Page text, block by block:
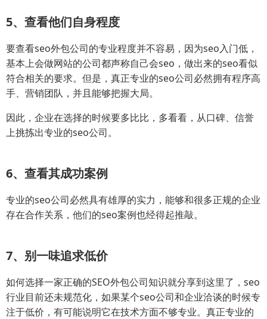
5、查看他们自身程度
要查看seo外包公司的专业程度并不容易，因为seo入门低，
基本上会做网站的公司都声称自己会seo，做出来的seo看似
符合相关的要求。但是，真正专业的seo公司必然拥有程序高
手、营销团队，并且能够把握大局。
因此，企业在选择的时候要多比比，多看看，从口碑、信誉
上挑拣出专业的seo公司。
6、查看其成功案例
专业的seo公司必然具有雄厚的实力，能够和很多正规的企业
存在合作关系，他们的seo案例也经得起推敲。
7、别一味追求低价
如何选择一家正确的SEO外包公司知识就分享到这里了，seo
行业目前还未规范化，如果某个seo公司和企业洽谈的时候专
注于低价，有可能说明它在技术方面不够专业。真正专业的